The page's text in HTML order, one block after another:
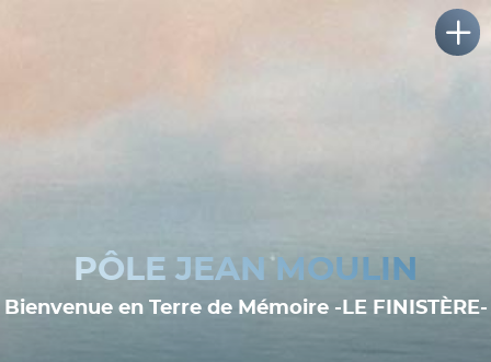
PÔLE JEAN MOULIN
Bienvenue en Terre de Mémoire -LE FINISTÈRE-